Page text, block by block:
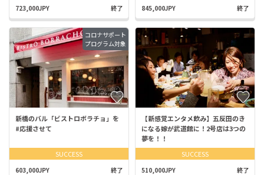
723,000JPY 終了 845,000JPY 終了
コロナサポート
プログラム対象
新橋のバル「ビストロボラチョ」を
#応援させて
SUCCESS
603,000JPY 終了
【新感覚エンタメ飲み】五反田のき
になる嫁が武道館に！2号店は3つの
夢を！！
SUCCESS
510,000JPY 終了